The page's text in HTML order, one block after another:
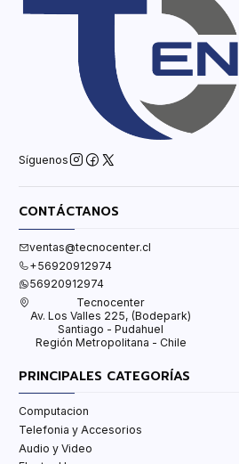
Síguenos
CONTÁCTANOS
ventas@tecnocenter.cl
+56920912974
56920912974
Tecnocenter
Av. Los Valles 225, (Bodepark)
Santiago - Pudahuel
Región Metropolitana - Chile
PRINCIPALES CATEGORÍAS
Computacion
Telefonia y Accesorios
Audio y Video